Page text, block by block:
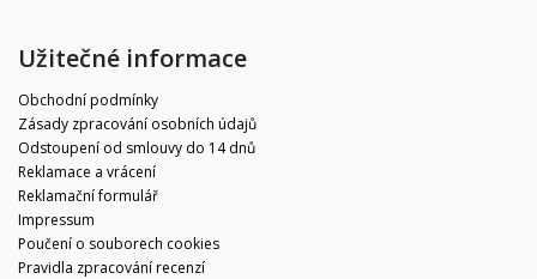
Užitečné informace
Obchodní podmínky
Zásady zpracování osobních údajů
Odstoupení od smlouvy do 14 dnů
Reklamace a vrácení
Reklamační formulář
Impressum
Poučení o souborech cookies
Pravidla zpracování recenzí